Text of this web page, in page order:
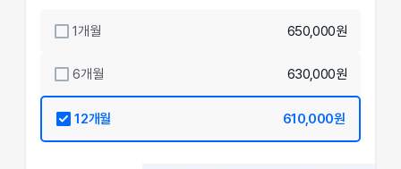
1개월 650,000원
6개월 630,000원
12개월 610,000원